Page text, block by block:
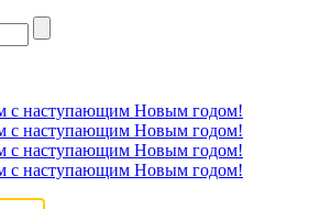
с наступающим Новым годом!
с наступающим Новым годом!
с наступающим Новым годом!
с наступающим Новым годом!